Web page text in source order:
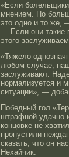
«Если болельщики
мнением. По
это одно и то же,
— Если они такие
этого
«Тяжело
любом случае,
заслуживают.
нормализуется и
ситуации», —
Победный гол
штрафной удачно
концовке не
пропустили
сказать, что он
Нехайчик.